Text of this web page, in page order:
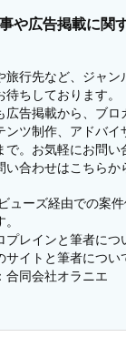
や広告掲載に関
旅行先など、ジャン
待ちしております。
広告掲載から、ブロ
ンツ制作、アドバイ
で。お気軽にお問い
い合わせはこちらか
ューズ経由での案
プレインと筆者につ
サイトと筆者につい
合同会社オラニエ